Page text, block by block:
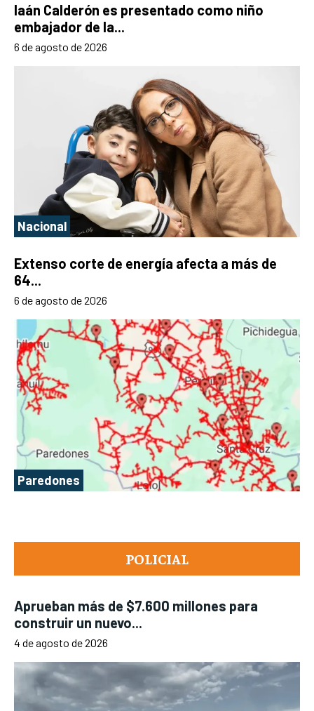
POLICIAL
Aprueban más de $7.600 millones para
construir un nuevo...
4 de agosto de 2026
Iaán Calderón es presentado como niño
embajador de la...
6 de agosto de 2026
Nacional
Extenso corte de energía afecta a más de
64...
6 de agosto de 2026
Paredones